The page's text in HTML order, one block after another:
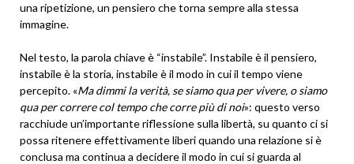
una ripetizione, un pensiero che torna sempre alla stessa
immagine.
Nel testo, la parola chiave è “instabile”. Instabile è il pensiero,
instabile è la storia, instabile è il modo in cui il tempo viene
percepito. «Ma dimmi la verità, se siamo qua per vivere, o siamo
qua per correre col tempo che corre più di noi»: questo verso
racchiude un’importante riflessione sulla libertà, su quanto ci si
possa ritenere effettivamente liberi quando una relazione si è
conclusa ma continua a decidere il modo in cui si guarda al